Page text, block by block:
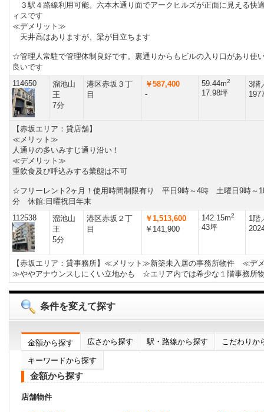
３駅４路線利用可能。六本木通り面でアークヒルズが正面に見える快
ィスです
≪デメリット≫
天井高はありますが、梁が目立ちます
☆管理人常駐で管理体制良好です。裏通りからもビルの入り口があり使
良いです
114650
溜池山
王
7分
港区赤坂３丁
目
￥587,400
-
59.44m2
17.98坪
3階
【赤坂エリア：貸店舗】
≪メリット≫
人通りの多いみすじ通り沿い！
≪デメリット≫
重飲食及び呼込みする業態は不可
☆フリーレント2ヶ月！使用時間制限有り 平日9時～4時 土曜日9時～1
分 休館:日曜祝日年末
112538
溜池山
王
5分
港区赤坂２丁
目
￥1,513,600
￥141,900
142.15m2
43坪
1階
【赤坂エリア：貸事務所】≪メリット≫新築未入居の事務所物件 ≪デ
≫ややアナウンスしにくい立地かも ☆エリア内では希少な１階事務所
条件を変えて探す
金額から探す 広さから探す 駅・路線から探す こだわりか
キーワードから探す
金額から探す
店舗物件